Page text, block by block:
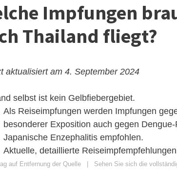
Impfungen
Thailand fliegt?
aktualisiert am 4. September 2024
selbst ist kein Gelbfiebergebiet.
Als Reiseimpfungen werden Impfungen
besonderer Exposition auch gegen
Japanische Enzephalitis empfohlen.
Aktuelle, detaillierte
auf Entfernung der Quelle Sehen Sie sich die